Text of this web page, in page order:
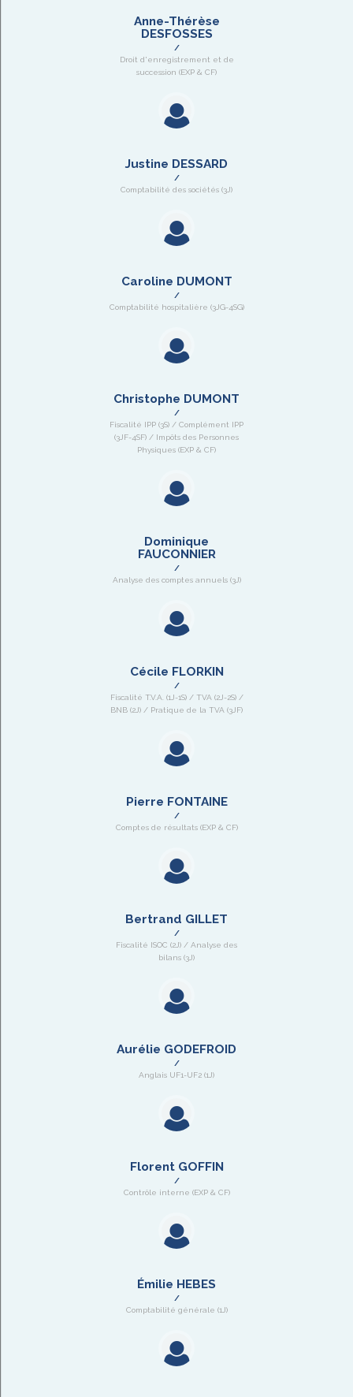
Anne-Thérèse
DESFOSSES
Droit d'enregistrement et de
succession (EXP & CF)
Justine DESSARD
Comptabilité des sociétés (3J)
Caroline DUMONT
Comptabilité hospitalière (3JG-4SG)
Christophe DUMONT
Fiscalité IPP (3S) / Complément IPP
(3JF-4SF) / Impôts des Personnes
Physiques (EXP & CF)
Dominique
FAUCONNIER
Analyse des comptes annuels (3J)
Cécile FLORKIN
Fiscalité T.V.A. (1J-1S) / TVA (2J-2S) /
BNB (2J) / Pratique de la TVA (3JF)
Pierre FONTAINE
Comptes de résultats (EXP & CF)
Bertrand GILLET
Fiscalité ISOC (2J) / Analyse des
bilans (3J)
Aurélie GODEFROID
Anglais UF1-UF2 (1J)
Florent GOFFIN
Contrôle interne (EXP & CF)
Émilie HEBES
Comptabilité générale (1J)